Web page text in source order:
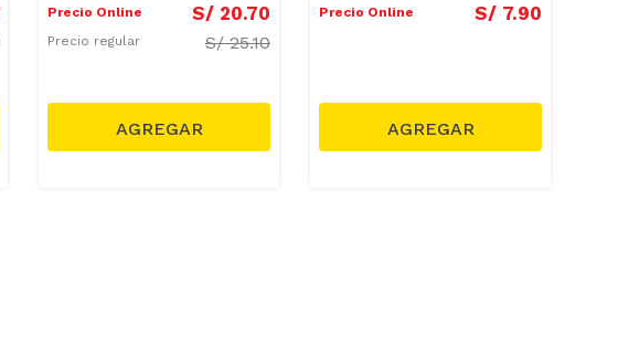
Precio Online S/ 20.70
Precio regular S/25.10
Precio Online S/ 7.90